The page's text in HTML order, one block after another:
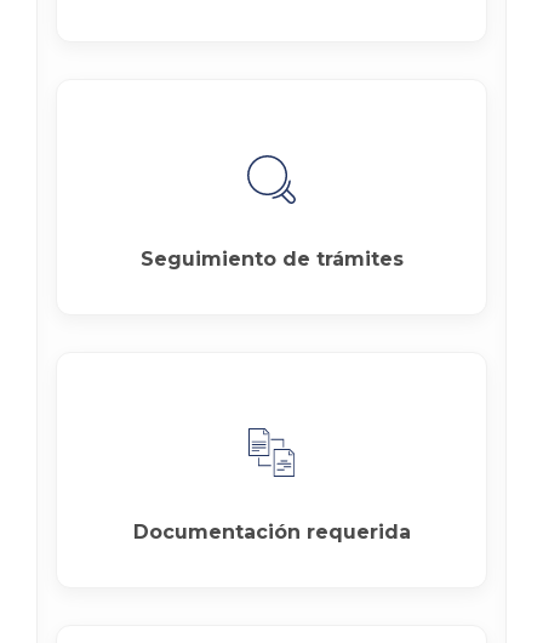
Seguimiento de trámites
Documentación requerida